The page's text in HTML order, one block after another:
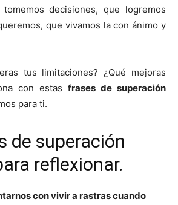
decisiones, que logremos
que vivamos la con ánimo y
tus limitaciones? ¿Qué mejoras
con estas frases de superación
para ti.
de superación
reflexionar.
con vivir a rastras cuando